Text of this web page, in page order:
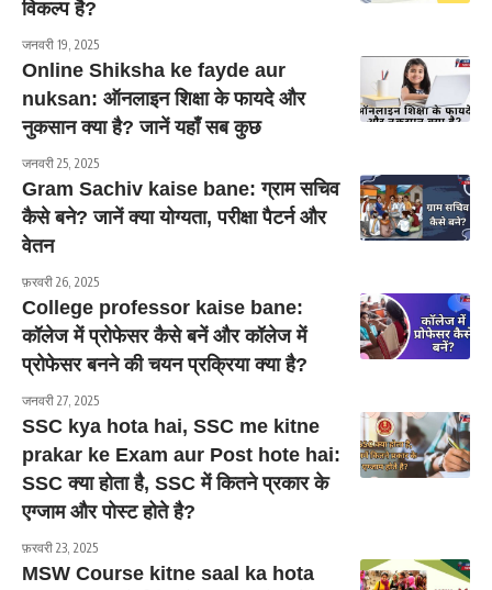
विकल्प है?
जनवरी 19, 2025
Online Shiksha ke fayde aur
nuksan: ऑनलाइन शिक्षा के फायदे और
नुकसान क्या है? जानें यहाँ सब कुछ
जनवरी 25, 2025
Gram Sachiv kaise bane: ग्राम सचिव
कैसे बने? जानें क्या योग्यता, परीक्षा पैटर्न और
वेतन
फ़रवरी 26, 2025
College professor kaise bane:
कॉलेज में प्रोफेसर कैसे बनें और कॉलेज में
प्रोफेसर बनने की चयन प्रक्रिया क्या है?
जनवरी 27, 2025
SSC kya hota hai, SSC me kitne
prakar ke Exam aur Post hote hai:
SSC क्या होता है, SSC में कितने प्रकार के
एग्जाम और पोस्ट होते है?
फ़रवरी 23, 2025
MSW Course kitne saal ka hota